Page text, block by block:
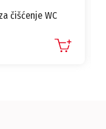
čišćenje WC